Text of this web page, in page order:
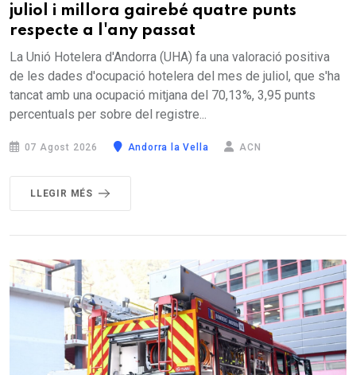
juliol i millora gairebé quatre punts
respecte a l'any passat
La Unió Hotelera d'Andorra (UHA) fa una valoració positiva
de les dades d'ocupació hotelera del mes de juliol, que s'ha
tancat amb una ocupació mitjana del 70,13%, 3,95 punts
percentuals per sobre del registre...
07 Agost 2026 Andorra la Vella ACN
LLEGIR MÉS